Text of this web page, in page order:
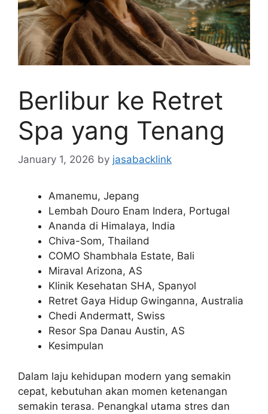
Berlibur ke Retret
Spa yang Tenang
January 1, 2026 by jasabacklink
Amanemu, Jepang
Lembah Douro Enam Indera, Portugal
Ananda di Himalaya, India
Chiva-Som, Thailand
COMO Shambhala Estate, Bali
Miraval Arizona, AS
Klinik Kesehatan SHA, Spanyol
Retret Gaya Hidup Gwinganna, Australia
Chedi Andermatt, Swiss
Resor Spa Danau Austin, AS
Kesimpulan
Dalam laju kehidupan modern yang semakin
cepat, kebutuhan akan momen ketenangan
semakin terasa. Penangkal utama stres dan